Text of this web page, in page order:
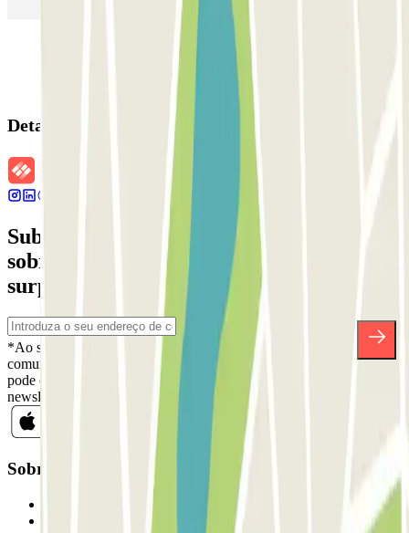
Detalhes da reserva
Subscreva a nossa newsletter e saiba mais
sobre descontos, sorteios e muitas outras
surpresas.
*Ao subscrever, aceita a nossa Política de Privacidade para receber
comunicações comerciais da Parclick. Sem qualquer obrigação,
pode cancelar a sua subscrição sempre que quiser na mesma
newsletter.
Sobre a Parclick